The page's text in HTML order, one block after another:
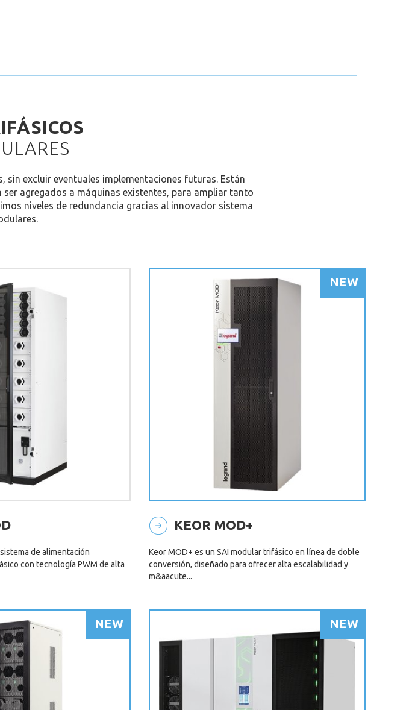
sin excluir eventuales implementaciones futuras. Están
agregados a máquinas existentes, para ampliar tanto
niveles de redundancia gracias al innovador sistema
de alimentación
con tecnología PWM de alta
KEOR MOD+
Keor MOD+ es un SAI modular trifásico en línea de doble
conversión, diseñado para ofrecer alta escalabilidad y
m&aacute...